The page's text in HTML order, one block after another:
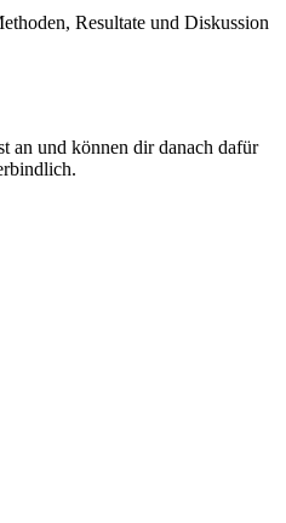
Resultate und Diskussion
an und können dir danach dafür